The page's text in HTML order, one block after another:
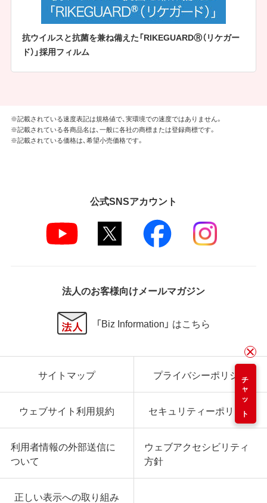
抗ウイルスと抗菌を兼ね備えた「RIKEGUARDⓇ（リケガー
ド）」採用フィルム
チャット
※記載されている速度表記は規格値で、実環境での速度ではありません。
※記載されている各商品名は、一般に各社の商標または登録商標です。
※記載されている価格は、希望小売価格です。
公式SNSアカウント
法人のお客様向けメールマガジン
「Biz Information」 はこちら
サイトマップ プライバシーポリシー
ウェブサイト利用規約 セキュリティーポリシー
利用者情報の外部送信に
ついて
ウェブアクセシビリティ
方針
正しい表示への取り組み